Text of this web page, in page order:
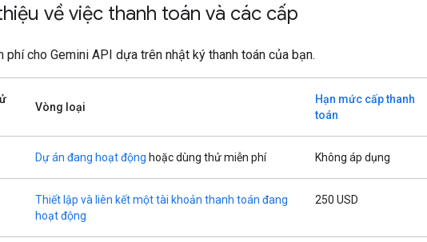
về việc thanh toán và các cấp
phí cho Gemini API dựa trên nhật ký thanh toán của bạn.
Vòng loại
Hạn mức cấp thanh
toán
Dự án đang hoạt động hoặc dùng thử miễn phí Không áp dụng
Thiết lập và liên kết một tài khoản thanh toán đang
hoạt động
250 USD